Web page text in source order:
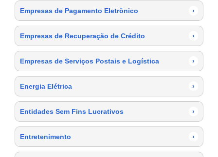
Empresas de Pagamento Eletrônico
›
Empresas de Recuperação de Crédito ›
Empresas de Serviços Postais e Logística ›
Energia Elétrica ›
Entidades Sem Fins Lucrativos ›
Entretenimento ›